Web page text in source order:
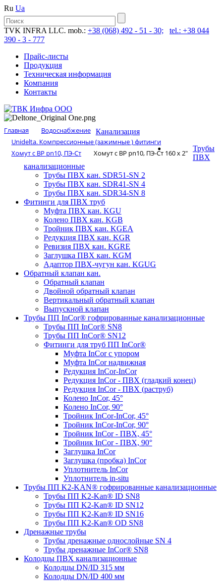
Ru Ua
TVK INFRA LLC. mob.: +38 (068) 492 - 51 - 30;
tel.: +38 044
390 - 3 - 777
Прайс-листы
Продукция
Техническая информация
Компания
Контакты
Главная
Водоснабжение
Unidelta. Компрессионные (зажимные ) фитинги
Хомут с ВР pn10, ПЭ-Ст
Хомут с ВР pn10, ПЭ-Ст 160 х 2″
Канализация
Трубы
ПВХ
канализационные
Трубы ПВХ кан. SDR51-SN 2
Трубы ПВХ кан. SDR41-SN 4
Трубы ПВХ кан. SDR34-SN 8
Фитинги для ПВХ труб
Муфта ПВХ кан. KGU
Колено ПВХ кан. KGB
Тройник ПВХ кан. KGEA
Редукция ПВХ кан. KGR
Ревизия ПВХ кан. KGRE
Заглушка ПВХ кан. KGM
Адаптор ПВХ-чугун кан. KGUG
Обратный клапан кан.
Обратный клапан
Двойной обратный клапан
Вертикальный обратный клапан
Выпускной клапан
Трубы ПП InCor® гофри­рованные канализационные
Трубы ПП InCor® SN8
Трубы ПП InCor® SN12
Фитинги для труб ПП InCor®
Муфта InCor с упором
Муфта InCor надвижная
Редукция InCor-InCor
Редукция InCor - ПВХ (гладкий конец)
Редукция InCor - ПВХ (раструб)
Колено InCor, 45°
Колено InCor, 90°
Тройник InCor-InCor, 45°
Тройник InCor-InCor, 90°
Тройник InCor - ПВХ, 45°
Тройник InCor - ПВХ, 90°
Заглушка InCor
Заглушка (пробка) InCor
Уплотнитель InCor
Уплотнитель in-situ
Трубы ПП K2-KAN® гофри­рованные канализационные
Трубы ПП K2-Kan® ID SN8
Трубы ПП K2-Kan® ID SN12
Трубы ПП K2-Kan® ID SN16
Трубы ПП K2-Kan® OD SN8
Дренажные трубы
Трубы дренажные однослойные SN 4
Трубы дренажные InCor® SN8
Колодцы ПВХ канализационные
Колодцы DN/ID 315 мм
Колодцы DN/ID 400 мм